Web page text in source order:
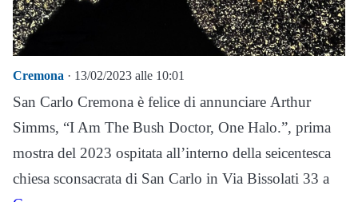
Cremona · 13/02/2023 alle 10:01
San Carlo Cremona è felice di annunciare Arthur
Simms, “I Am The Bush Doctor, One Halo.”, prima
mostra del 2023 ospitata all’interno della seicentesca
chiesa sconsacrata di San Carlo in Via Bissolati 33 a